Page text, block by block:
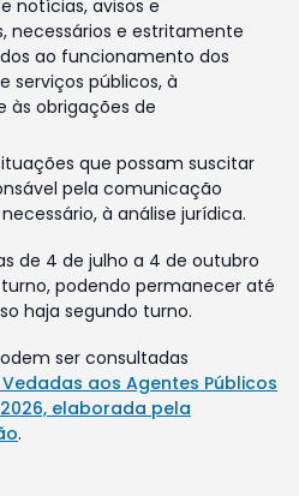
notícias, avisos e
necessários e estritamente
ao funcionamento dos
serviços públicos, à
às obrigações de
que possam suscitar
pela comunicação
à análise jurídica.
de 4 de julho a 4 de outubro
podendo permanecer até
haja segundo turno.
ser consultadas
aos Agentes Públicos
elaborada pela
.